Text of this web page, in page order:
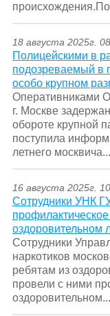
18 августа 2025г.
Полицейскими в
подозреваемый в
особо крупном
Оперативниками
г. Москве
обороте крупной
поступила
летнего москвича...
16 августа 2025г.
Сотрудники УНК
оздоровительном
Сотрудники
наркотиков
ребятам из
провели с ними
оздоровительном...